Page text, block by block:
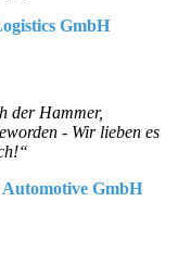
GmbH
der Hammer,
- Wir lieben es
GmbH